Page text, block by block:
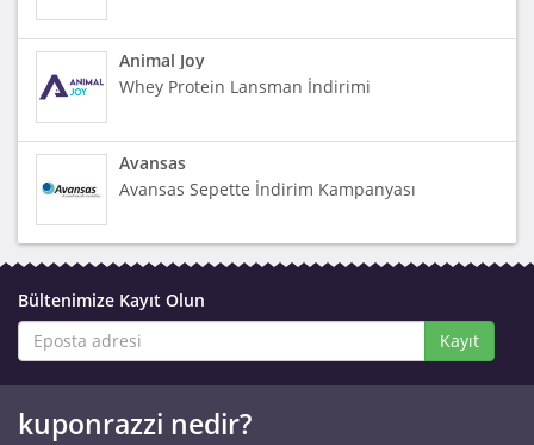
Animal Joy
Whey Protein Lansman İndirimi
Avansas
Avansas Sepette İndirim Kampanyası
Bültenimize Kayıt Olun
Kayıt
kuponrazzi nedir?